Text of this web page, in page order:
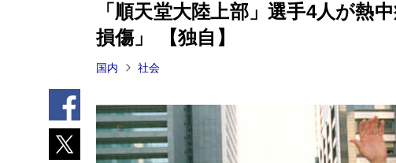
「順天堂大陸上部」選手4人が熱
損傷」 【独自】
国内 社会